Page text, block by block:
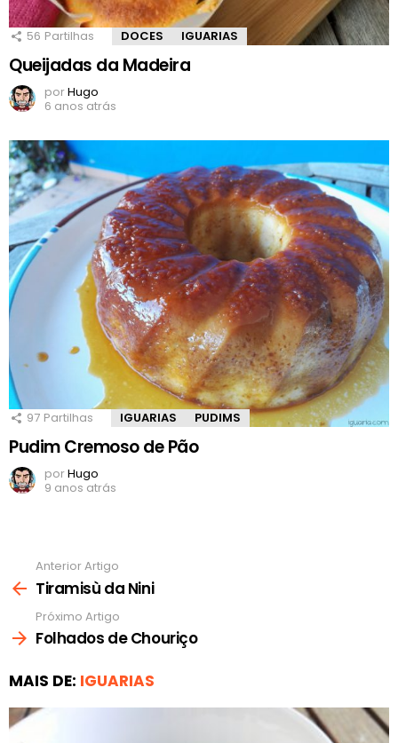
56 Partilhas DOCES IGUARIAS
Queijadas da Madeira
porHugo
6 anos atrás
97 Partilhas IGUARIAS PUDIMS
Pudim Cremoso de Pão
porHugo
9 anos atrás
mais
Anterior Artigo
Tiramisù da Nini
Próximo Artigo
Folhados de Chouriço
MAIS DE: IGUARIAS